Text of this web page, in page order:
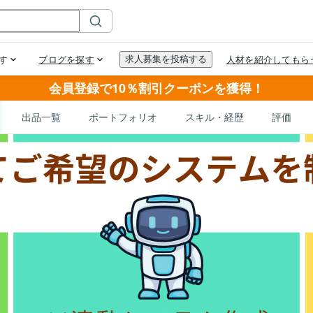
会員登録で10％割引クーポンを獲得！
出品一覧 ポートフォリオ スキル・経歴 評価